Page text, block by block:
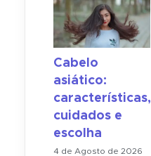
Cabelo
asiático:
características,
cuidados e
escolha
4 de Agosto de 2026